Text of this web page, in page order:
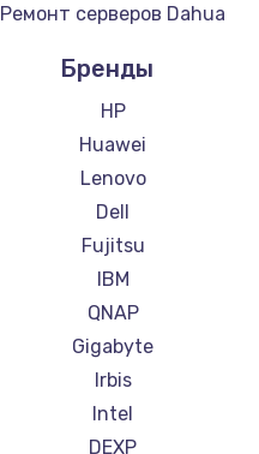
Ремонт серверов Dahua
Бренды
HP
Huawei
Lenovo
Dell
Fujitsu
IBM
QNAP
Gigabyte
Irbis
Intel
DEXP